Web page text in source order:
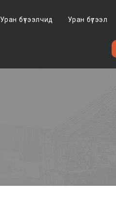
Уран бүтээлчид Уран бүтээл